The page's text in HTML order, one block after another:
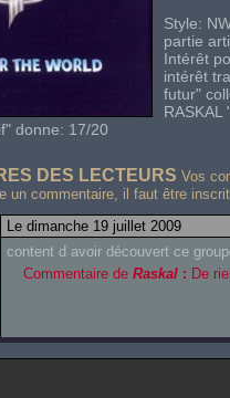
Style:
partie
Intérêt
intérêt
futur"
donne: 17/20
DES LECTEURS Vos
un commentaire, il faut être
Le dimanche 19 juillet 2009
content d avoir découvert ce
Commentaire de Raskal : De